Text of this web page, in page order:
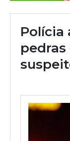
Polícia